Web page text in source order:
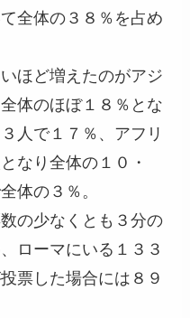
全体の３８％を占め
ほど増えたのがアジ
体のほぼ１８％とな
人で１７％、アフリ
なり全体の１０・
体の３％。
の少なくとも３分の
ローマにいる１３３
票した場合には８９